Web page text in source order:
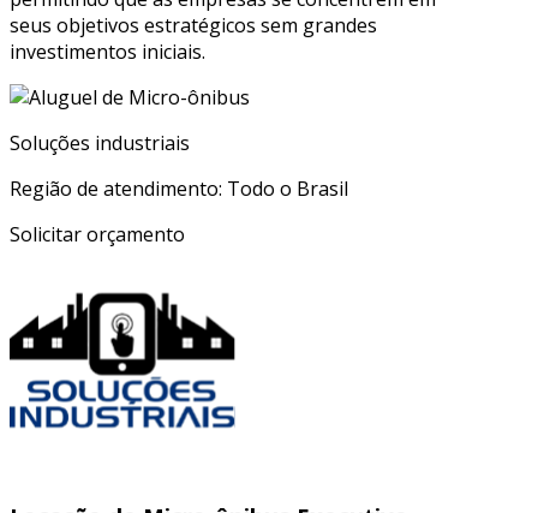
seus objetivos estratégicos sem grandes
investimentos iniciais.
Soluções industriais
Região de atendimento: Todo o Brasil
Solicitar orçamento